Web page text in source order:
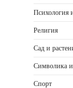
Психология
Религия
Сад и
Символика и
Спорт